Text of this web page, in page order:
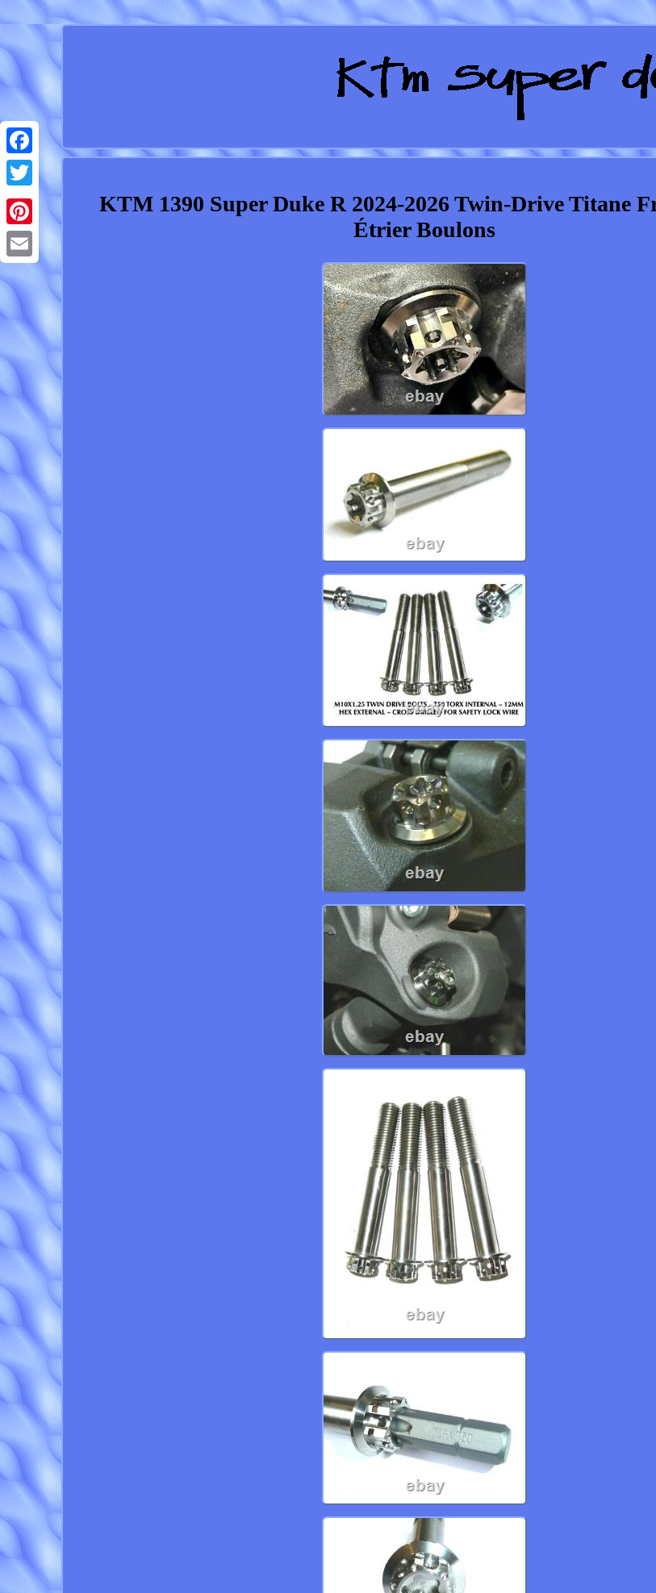
Facebook
Twitter
Pinterest
Email
KTM 1390 Super Duke R 2024-2026 Twin-Drive Titane
Étrier Boulons